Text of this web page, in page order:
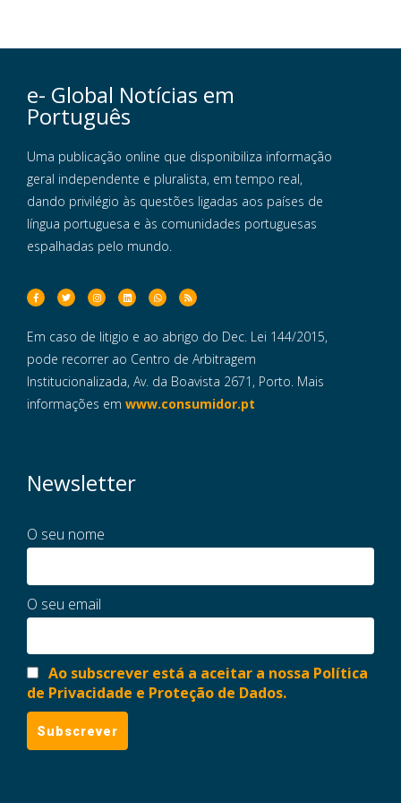
e- Global Notícias em
Português
Uma publicação online que disponibiliza informação
geral independente e pluralista, em tempo real,
dando privilégio às questões ligadas aos países de
língua portuguesa e às comunidades portuguesas
espalhadas pelo mundo.
Em caso de litigio e ao abrigo do Dec. Lei 144/2015,
pode recorrer ao Centro de Arbitragem
Institucionalizada, Av. da Boavista 2671, Porto. Mais
informações em www.consumidor.pt
Newsletter
O seu nome
O seu email
Ao subscrever está a aceitar a nossa Política
de Privacidade e Proteção de Dados.